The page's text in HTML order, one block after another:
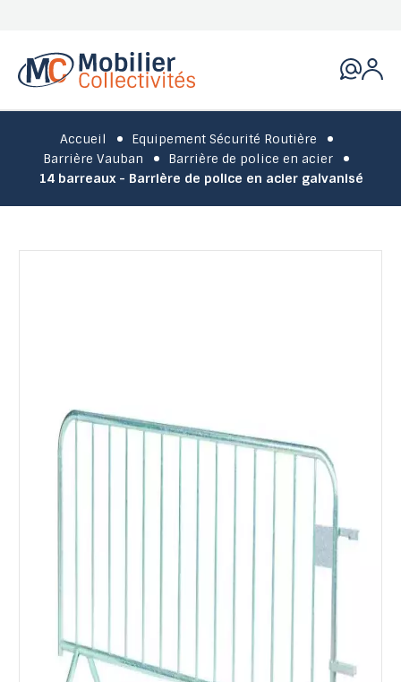
Accueil
Equipement Sécurité Routière
Barrière Vauban
Barrière de police en acier
14 barreaux - Barrière de police en acier galvanisé